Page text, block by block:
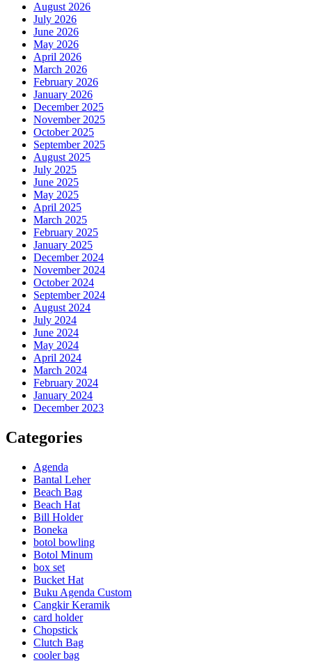
August 2026
July 2026
June 2026
May 2026
April 2026
March 2026
February 2026
January 2026
December 2025
November 2025
October 2025
September 2025
August 2025
July 2025
June 2025
May 2025
April 2025
March 2025
February 2025
January 2025
December 2024
November 2024
October 2024
September 2024
August 2024
July 2024
June 2024
May 2024
April 2024
March 2024
February 2024
January 2024
December 2023
Categories
Agenda
Bantal Leher
Beach Bag
Beach Hat
Bill Holder
Boneka
botol bowling
Botol Minum
box set
Bucket Hat
Buku Agenda Custom
Cangkir Keramik
card holder
Chopstick
Clutch Bag
cooler bag